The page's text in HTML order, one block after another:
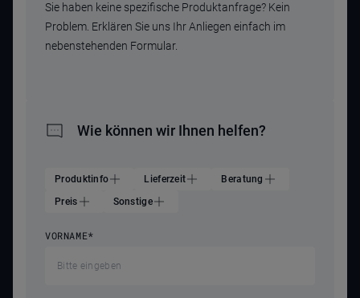
Sie haben keine spezifische Produktanfrage? Kein
Problem. Erklären Sie uns Ihr Anliegen einfach im
nebenstehenden Formular.
Wie können wir Ihnen helfen?
Produktinfo Lieferzeit
Beratung
Preis
Sonstige
VORNAME*